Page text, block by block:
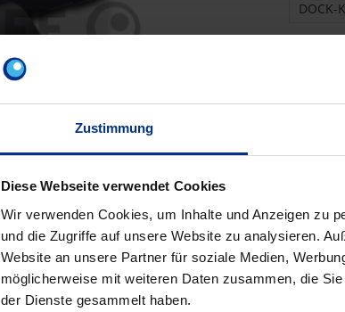
Zustimmung
Diese Webseite verwendet Cookies
Wir verwenden Cookies, um Inhalte und Anzeigen zu
und die Zugriffe auf unsere Website zu analysieren.
Website an unsere Partner für soziale Medien,
möglicherweise mit weiteren Daten zusammen, die
der Dienste gesammelt haben.
DOCK-
pro